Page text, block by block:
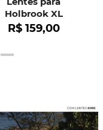
Holbrook XL
R$ 159,00